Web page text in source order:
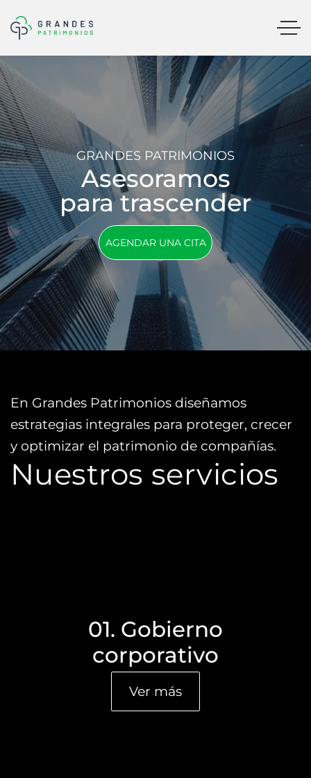
GRANDES PATRIMONIOS
Asesoramos
para trascender
AGENDAR UNA CITA
AGENDAR UNA CITA
En Grandes Patrimonios diseñamos
estrategias integrales para proteger, crecer
y optimizar el patrimonio de compañías.
Nuestros servicios
01. Gobierno
corporativo
Ver más